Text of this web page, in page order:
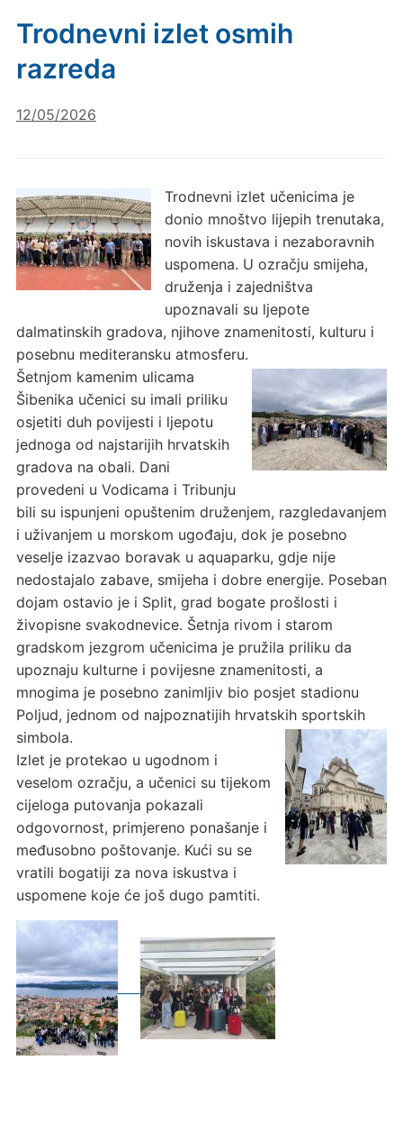
Trodnevni izlet osmih
razreda
12/05/2026
Trodnevni izlet učenicima je
donio mnoštvo lijepih trenutaka,
novih iskustava i nezaboravnih
uspomena. U ozračju smijeha,
druženja i zajedništva
upoznavali su ljepote
dalmatinskih gradova, njihove znamenitosti, kulturu i
posebnu mediteransku atmosferu.
Šetnjom kamenim ulicama
Šibenika učenici su imali priliku
osjetiti duh povijesti i ljepotu
jednoga od najstarijih hrvatskih
gradova na obali. Dani
provedeni u Vodicama i Tribunju
bili su ispunjeni opuštenim druženjem, razgledavanjem
i uživanjem u morskom ugođaju, dok je posebno
veselje izazvao boravak u aquaparku, gdje nije
nedostajalo zabave, smijeha i dobre energije. Poseban
dojam ostavio je i Split, grad bogate prošlosti i
živopisne svakodnevice. Šetnja rivom i starom
gradskom jezgrom učenicima je pružila priliku da
upoznaju kulturne i povijesne znamenitosti, a
mnogima je posebno zanimljiv bio posjet stadionu
Poljud, jednom od najpoznatijih hrvatskih sportskih
simbola.
Izlet je protekao u ugodnom i
veselom ozračju, a učenici su tijekom
cijeloga putovanja pokazali
odgovornost, primjereno ponašanje i
međusobno poštovanje. Kući su se
vratili bogatiji za nova iskustva i
uspomene koje će još dugo pamtiti.